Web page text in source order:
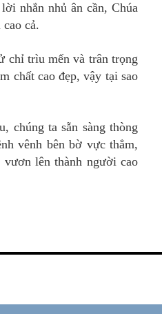
nhắn nhủ ân cần, Chúa
cả.
chỉ trìu mến và trân trọng
chất cao đẹp, vậy tại sao
chúng ta sẵn sàng thòng
vênh bên bờ vực thẳm,
lên thành người cao